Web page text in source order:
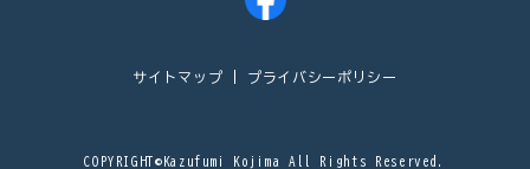
サイトマップ プライバシーポリシー
COPYRIGHT©Kazufumi Kojima All Rights Reserved.